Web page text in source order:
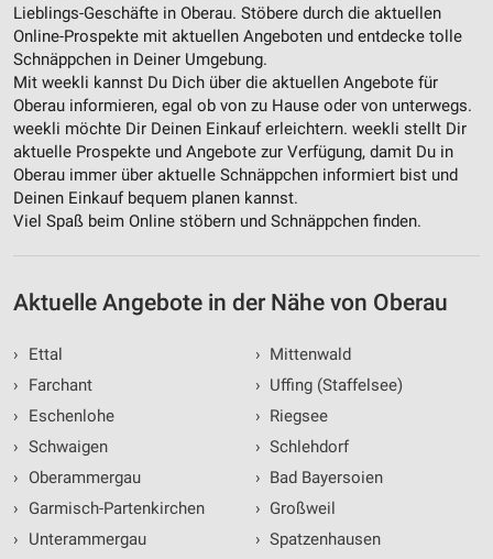
Lieblings-Geschäfte in Oberau. Stöbere durch die aktuellen
Online-Prospekte mit aktuellen Angeboten und entdecke tolle
Schnäppchen in Deiner Umgebung.
Mit weekli kannst Du Dich über die aktuellen Angebote für
Oberau informieren, egal ob von zu Hause oder von unterwegs.
weekli möchte Dir Deinen Einkauf erleichtern. weekli stellt Dir
aktuelle Prospekte und Angebote zur Verfügung, damit Du in
Oberau immer über aktuelle Schnäppchen informiert bist und
Deinen Einkauf bequem planen kannst.
Viel Spaß beim Online stöbern und Schnäppchen finden.
Aktuelle Angebote in der Nähe von Oberau
›
Ettal
›
Farchant
›
Eschenlohe
› Schwaigen
›
Oberammergau
›
Garmisch-Partenkirchen
›
Unterammergau
› Mittenwald
› Uffing (Staffelsee)
› Riegsee
› Schlehdorf
› Bad Bayersoien
› Großweil
› Spatzenhausen